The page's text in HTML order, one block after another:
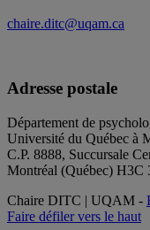
chaire.ditc@uqam.ca
Adresse postale
Département de
Université du Québec à
C.P. 8888, Succursale
Montréal (Québec) H3C
Chaire DITC | UQAM -
Faire défiler vers le haut